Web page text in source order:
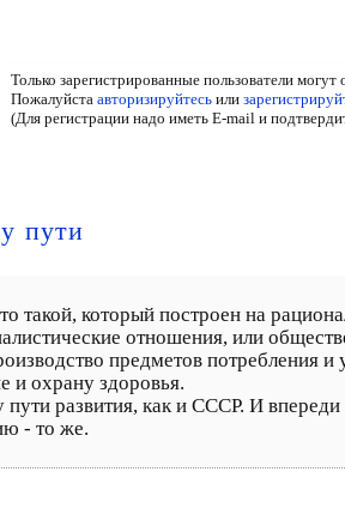
Только зарегистрированные пользователи могут
Пожалуйста авторизируйтесьили
(Для регистрации надо иметь E-mail и
пути
такой, который построен на
отношения, или
предметов потребления
и охрану здоровья.
развития, как и СССР. И
- то же.